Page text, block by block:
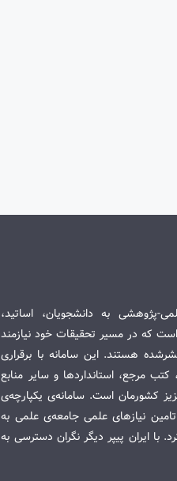
پژوهشی به دانشجویان، اساتید،
که در مسیر تحقیقات خود نیازمند
هستند. این سامانه با برقراری
مرجع، استانداردها و سایر منابع
کشورمان است. سامانه‌ی یکپارچه‌ی
نیازهای علمی جامعه‌ی علمی به
با ایران پیپر دیگر نگران دسترسی به